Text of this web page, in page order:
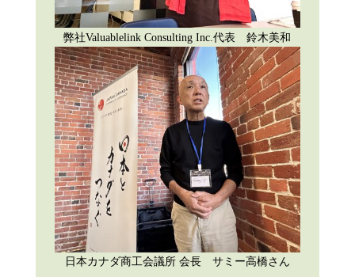
弊社Valuablelink Consulting Inc.代表 鈴木美和
日本カナダ商工会議所 会長 サミー高橋さん